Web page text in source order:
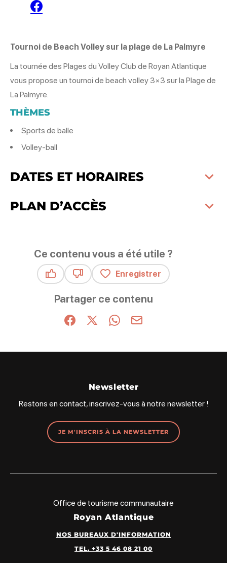
Tournoi de Beach Volley sur la plage de La Palmyre
La tournée des Plages du Volley Club de Royan Atlantique
vous propose un tournoi de beach volley 3×3 sur la Plage de
La Palmyre.
THÈMES
Sports de balle
Volley-ball
DATES ET HORAIRES
PLAN D’ACCÈS
Facebook
Ce contenu vous a été utile ?
Enregistrer
Partager ce contenu
Partager sur Facebook (nouvelle fenêtre)
Partager sur X / Twitter (nouvelle
Partager sur WhatsApp
Partager par mail
Newsletter
Restons en contact, inscrivez-vous à notre newsletter !
JE M'INSCRIS À LA NEWSLETTER
Office de tourisme communautaire
Royan Atlantique
NOS BUREAUX D'INFORMATION
TEL. +33 5 46 08 21 00